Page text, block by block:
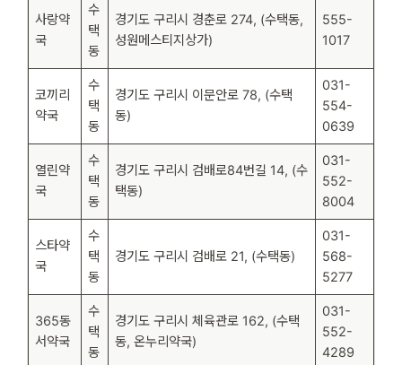
사랑약
국
수
택
동
경기도 구리시 경춘로 274, (수택동,
성원메스티지상가)
555-
1017
코끼리
약국
수
택
동
경기도 구리시 이문안로 78, (수택
동)
031-
554-
0639
열린약
국
수
택
동
경기도 구리시 검배로84번길 14, (수
택동)
031-
552-
8004
스타약
국
수
택
동
경기도 구리시 검배로 21, (수택동)
031-
568-
5277
365동
서약국
수
택
동
경기도 구리시 체육관로 162, (수택
동, 온누리약국)
031-
552-
4289